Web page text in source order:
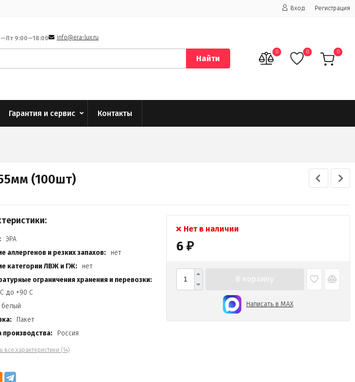
Вход Регистрация
9:00—18:00 info@era-lux.ru
Найти
0 0 0
Гарантия и сервис Контакты
(100шт)
ЭРА
аллергенов и резких запахов:
нет
категории ЛВЖ и ГЖ:
нет
ограничения хранения и перевозки:
до +90 С
белый
Пакет
производства:
Россия
все характеристики (14)
Нет в наличии
6 ₽
Написать в MAX